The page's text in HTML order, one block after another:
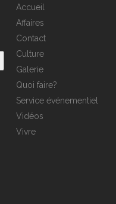
Accueil
Affaires
Contact
Culture
Galerie
Quoi faire?
Service événementiel
Vidéos
Vivre